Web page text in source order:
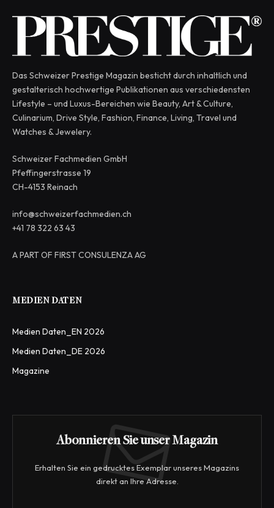
Das Schweizer Prestige Magazin besticht durch inhaltlich und
gestalterisch hochwertige Publikationen aus verschiedensten
Lifestyle – und Luxus-Bereichen wie Beauty, Art & Culture,
Culinarium, Drive Style, Fashion, Finance, Living, Travel und
Watches & Jewelery.
Schweizer Fachmedien GmbH
Pfeffingerstrasse 19
CH-4153 Reinach
info@schweizerfachmedien.ch
+41 78 322 63 43
A PART OF FIRST CONSULENZA AG
MEDIEN DATEN
Medien Daten_EN 2026
Medien Daten_DE 2026
Magazine
Abonnieren Sie unser Magazin
Erhalten Sie ein gedrucktes Exemplar unseres Magazins
direkt an Ihre Adresse.